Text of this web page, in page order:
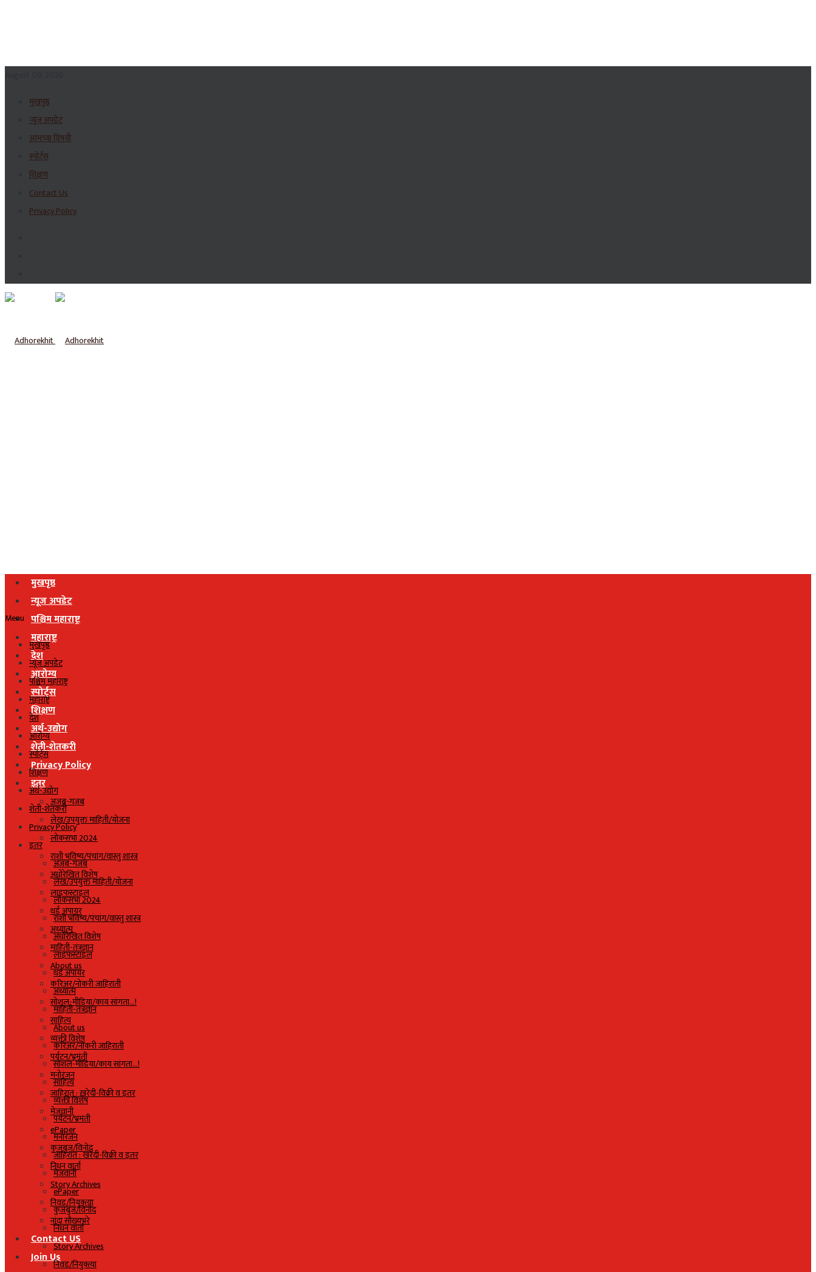
मुखपृष्ठ
न्यूज अपडेट
आमच्या विषयी
स्पोर्ट्स
शिक्षण
Contact Us
Privacy Policy
मुखपृष्ठ
न्यूज अपडेट
पश्चिम महाराष्ट्र
महाराष्ट्र
देश
आरोग्य
स्पोर्ट्स
शिक्षण
अर्थ-उद्योग
शेती-शेतकरी
Privacy Policy
इतर
अजब-गजब
लेख/उपयुक्त माहिती/योजना
लोकसभा 2024
राशी भविष्य/पंचांग/वास्तु शास्त्र
अधोरेखित विशेष
लाइफस्टाइल
थर्ड अंपायर
अध्यात्म
माहिती-तंत्रज्ञान
About us
करिअर/नोकरी जाहिराती
सोशल-मीडिया/काय सांगता…!
साहित्य
व्यक्ती विशेष
पर्यटन/भ्रमंती
मनोरंजन
जाहिरात : खरेदी-विक्री व इतर
मेजवानी
ePaper
कुजबुज/विनोद
निधन वार्ता
Story Archives
निवड/नियुक्त्या
नांदा सौख्यभरे
Contact US
Join Us
Menu
मुखपृष्ठ
न्यूज अपडेट
पश्चिम महाराष्ट्र
महाराष्ट्र
देश
आरोग्य
स्पोर्ट्स
शिक्षण
अर्थ-उद्योग
शेती-शेतकरी
Privacy Policy
इतर
अजब-गजब
लेख/उपयुक्त माहिती/योजना
लोकसभा 2024
राशी भविष्य/पंचांग/वास्तु शास्त्र
अधोरेखित विशेष
लाइफस्टाइल
थर्ड अंपायर
अध्यात्म
माहिती-तंत्रज्ञान
About us
करिअर/नोकरी जाहिराती
सोशल-मीडिया/काय सांगता…!
साहित्य
व्यक्ती विशेष
पर्यटन/भ्रमंती
मनोरंजन
जाहिरात : खरेदी-विक्री व इतर
मेजवानी
ePaper
कुजबुज/विनोद
निधन वार्ता
Story Archives
निवड/नियुक्त्या